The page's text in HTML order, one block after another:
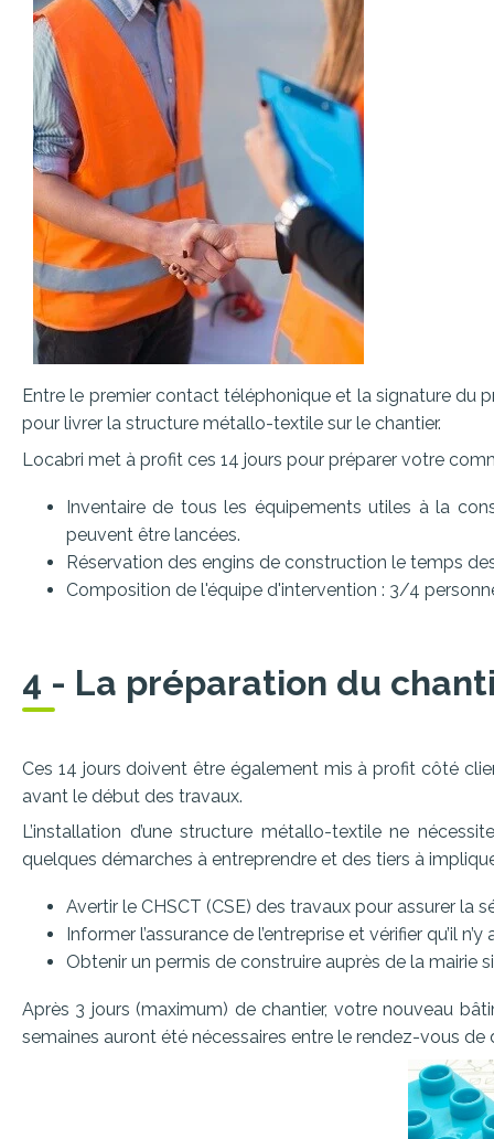
Entre le premier contact téléphonique et la signature du
pour livrer la structure métallo-textile sur le chantier.
Locabri met à profit ces 14 jours pour préparer votre
Inventaire de tous les équipements utiles à la
peuvent être lancées.
Réservation des engins de construction le temps
Composition de l'équipe d'intervention : 3/4
4 - La préparation du
Ces 14 jours doivent être également mis à profit côté
avant le début des travaux.
L’installation d’une structure métallo-textile ne
quelques démarches à entreprendre et des tiers à
Avertir le CHSCT (CSE) des travaux pour assurer la
Informer l’assurance de l’entreprise et vérifier qu’il
Obtenir un permis de construire auprès de la mairie
Après 3 jours (maximum) de chantier, votre nouveau
semaines auront été nécessaires entre le rendez-vous